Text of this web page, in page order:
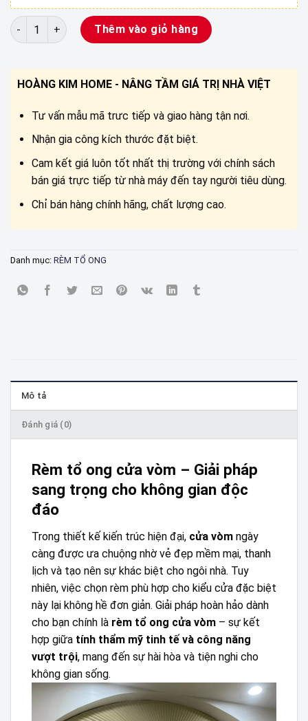
700000 số lượng Thêm vào giỏ hàng
HOÀNG KIM HOME - NÂNG TẦM GIÁ TRỊ NHÀ VIỆT
Tư vấn mẫu mã trưc tiếp và giao hàng tận nơi.
Nhận gia công kích thước đặt biệt.
Cam kết giá luôn tốt nhất thị trường với chính sách
bán giá trực tiếp từ nhà máy đến tay người tiêu dùng.
Chỉ bán hàng chính hãng, chất lượng cao.
Danh mục: RÈM TỔ ONG
Mô tả
Đánh giá (0)
Rèm tổ ong cửa vòm – Giải pháp
sang trọng cho không gian độc
đáo
Trong thiết kế kiến trúc hiện đại, cửa vòm ngày
càng được ưa chuộng nhờ vẻ đẹp mềm mại, thanh
lịch và tạo nên sự khác biệt cho ngôi nhà. Tuy
nhiên, việc chọn rèm phù hợp cho kiểu cửa đặc biệt
này lại không hề đơn giản. Giải pháp hoàn hảo dành
cho bạn chính là rèm tổ ong cửa vòm – sự kết
hợp giữa tính thẩm mỹ tinh tế và công năng
vượt trội, mang đến sự hài hòa và tiện nghi cho
không gian sống.